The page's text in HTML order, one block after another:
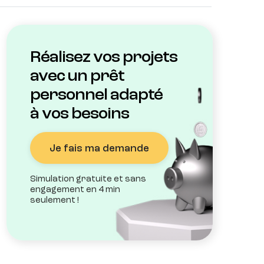
Réalisez vos projets
avec un prêt
personnel adapté
à vos besoins
Je fais ma demande
Simulation gratuite et sans
engagement en 4 min
seulement !